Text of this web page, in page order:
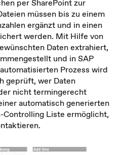
per SharePoint zur
müssen bis zu einem
ergänzt und in einen
werden. Mit Hilfe von
Daten extrahiert,
und in SAP
Prozess wird
geprüft, wer Daten
nicht termingerecht
automatisch generierten
Controlling Liste ermöglicht,